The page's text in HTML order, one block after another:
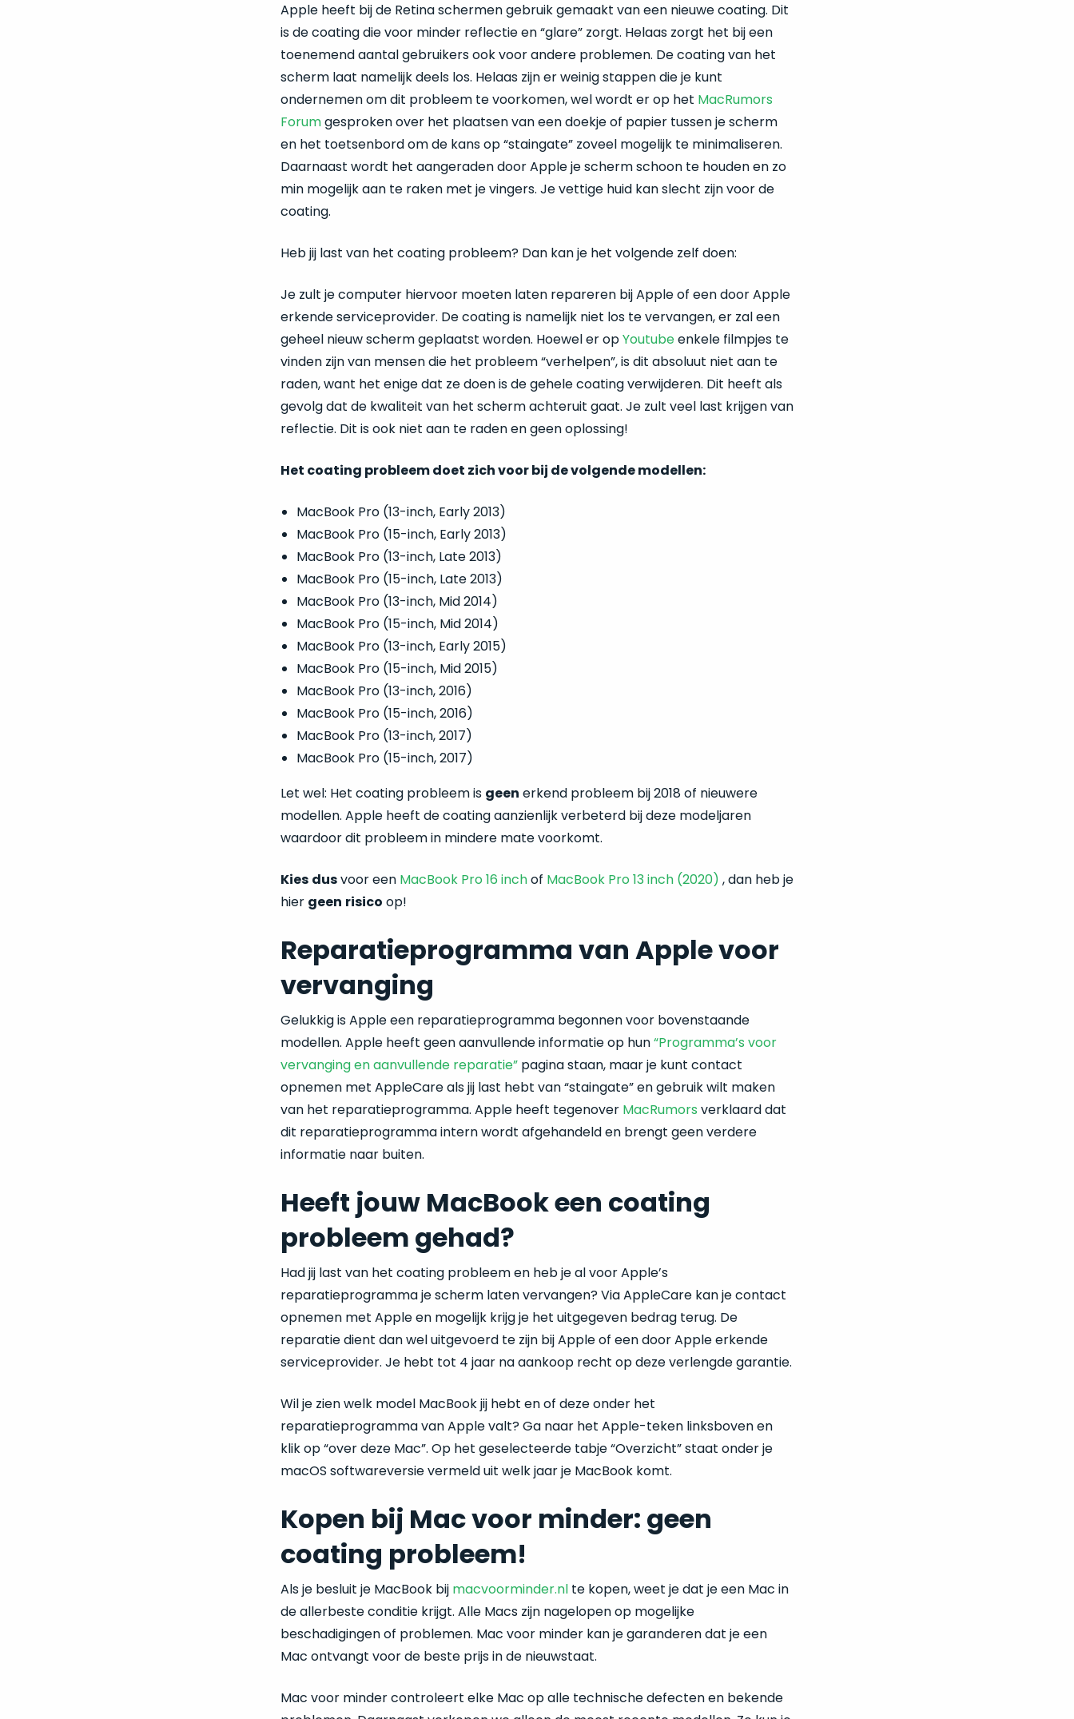
Apple heeft bij de Retina schermen gebruik gemaakt van een nieuwe coating. Dit
is de coating die voor minder reflectie en “glare” zorgt. Helaas zorgt het bij een
toenemend aantal gebruikers ook voor andere problemen. De coating van het
scherm laat namelijk deels los. Helaas zijn er weinig stappen die je kunt
ondernemen om dit probleem te voorkomen, wel wordt er op het MacRumors
Forumgesproken over het plaatsen van een doekje of papier tussen je scherm
en het toetsenbord om de kans op “staingate” zoveel mogelijk te minimaliseren.
Daarnaast wordt het aangeraden door Apple je scherm schoon te houden en zo
min mogelijk aan te raken met je vingers. Je vettige huid kan slecht zijn voor de
coating.
Heb jij last van het coating probleem? Dan kan je het volgende zelf doen:
Je zult je computer hiervoor moeten laten repareren bij Apple of een door Apple
erkende serviceprovider. De coating is namelijk niet los te vervangen, er zal een
geheel nieuw scherm geplaatst worden. Hoewel er opYoutubeenkele filmpjes te
vinden zijn van mensen die het probleem “verhelpen”, is dit absoluut niet aan te
raden, want het enige dat ze doen is de gehele coating verwijderen. Dit heeft als
gevolg dat de kwaliteit van het scherm achteruit gaat. Je zult veel last krijgen van
reflectie. Dit is ook niet aan te raden en geen oplossing!
Het coating probleem doet zich voor bij de volgende modellen:
MacBook Pro (13-inch, Early 2013)
MacBook Pro (15-inch, Early 2013)
MacBook Pro (13-inch, Late 2013)
MacBook Pro (15-inch, Late 2013)
MacBook Pro (13-inch, Mid 2014)
MacBook Pro (15-inch, Mid 2014)
MacBook Pro (13-inch, Early 2015)
MacBook Pro (15-inch, Mid 2015)
MacBook Pro (13-inch, 2016)
MacBook Pro (15-inch, 2016)
MacBook Pro (13-inch, 2017)
MacBook Pro (15-inch, 2017)
Let wel: Het coating probleem is geen erkend probleem bij 2018 of nieuwere
modellen. Apple heeft de coating aanzienlijk verbeterd bij deze modeljaren
waardoor dit probleem in mindere mate voorkomt.
Kies dusvoor een MacBook Pro 16 inchof MacBook Pro 13 inch (2020) , dan heb je
hier geen risico op!
Reparatieprogramma van Apple voor
vervanging
Gelukkig is Apple een reparatieprogramma begonnen voor bovenstaande
modellen. Apple heeft geen aanvullende informatie op hun“Programma’s voor
vervanging en aanvullende reparatie”pagina staan, maar je kunt contact
opnemen met AppleCare als jij last hebt van “staingate” en gebruik wilt maken
van het reparatieprogramma. Apple heeft tegenover MacRumors verklaard dat
dit reparatieprogramma intern wordt afgehandeld en brengt geen verdere
informatie naar buiten.
Heeft jouw MacBook een coating
probleem gehad?
Had jij last van het coating probleem en heb je al voor Apple’s
reparatieprogramma je scherm laten vervangen? Via AppleCare kan je contact
opnemen met Apple en mogelijk krijg je het uitgegeven bedrag terug. De
reparatie dient dan wel uitgevoerd te zijn bij Apple of een door Apple erkende
serviceprovider. Je hebt tot 4 jaar na aankoop recht op deze verlengde garantie.
Wil je zien welk model MacBook jij hebt en of deze onder het
reparatieprogramma van Apple valt? Ga naar het Apple-teken linksboven en
klik op “over deze Mac”. Op het geselecteerde tabje “Overzicht” staat onder je
macOS softwareversie vermeld uit welk jaar je MacBook komt.
Kopen bij Mac voor minder: geen
coating probleem!
Als je besluit je MacBook bij macvoorminder.nlte kopen, weet je dat je een Mac in
de allerbeste conditie krijgt. Alle Macs zijn nagelopen op mogelijke
beschadigingen of problemen. Mac voor minder kan je garanderen dat je een
Mac ontvangt voor de beste prijs in de nieuwstaat.
Mac voor minder controleert elke Mac op alle technische defecten en bekende